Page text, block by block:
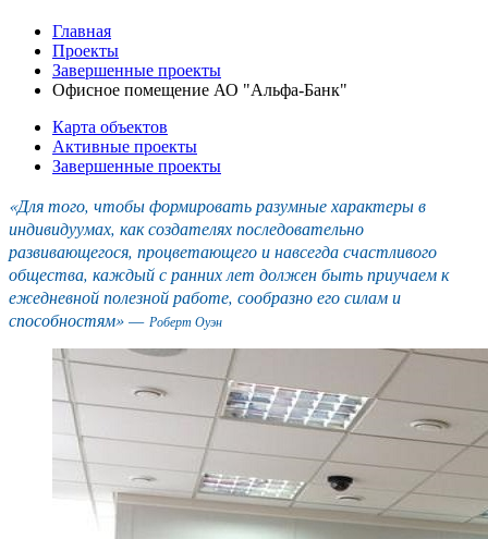
Главная
Проекты
Завершенные проекты
Офисное помещение АО "Альфа-Банк"
Карта объектов
Активные проекты
Завершенные проекты
«Для того, чтобы формировать разумные характеры в
индивидуумах, как создателях последовательно
развивающегося, процветающего и навсегда счастливого
общества, каждый с ранних лет должен быть приучаем к
ежедневной полезной работе, сообразно его силам и
способностям» — Роберт Оуэн